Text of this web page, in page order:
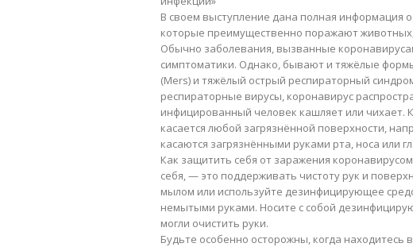
В своем выступление дана полная информация
которые преимущественно поражают
Обычно заболевания, вызванные
симптоматики. Однако, бывают и тяжёлые
(Mers) и тяжёлый острый респираторный
респираторные вирусы, коронавирус
инфицированный человек кашляет или чихает.
касается любой загрязнённой поверхности,
касаются загрязнёнными руками рта, носа или
Как защитить себя от заражения
себя, — это поддерживать чистоту рук и
мылом или используйте дезинфицирующее
немытыми руками. Носите с собой
могли очистить руки.
Будьте особенно осторожны, когда находитесь